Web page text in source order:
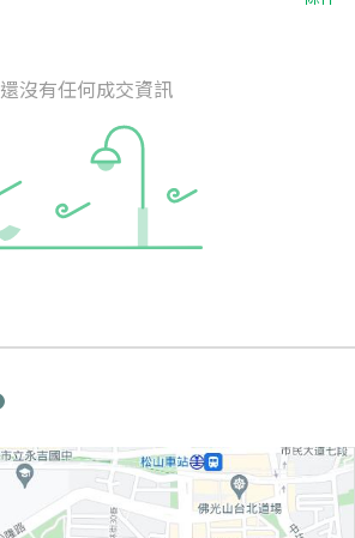
還沒有任何成交資訊